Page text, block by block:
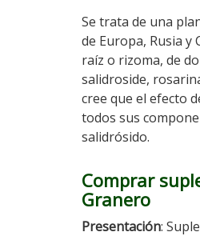
Se trata de una
de Europa, Rusia y
raíz o rizoma, de
salidroside,
cree que el efecto
todos sus
salidrósido.
Comprar
Granero
Presentación: